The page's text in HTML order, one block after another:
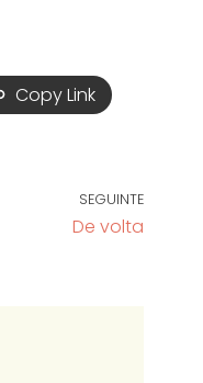
Copy Link
SEGUINTE
De volta